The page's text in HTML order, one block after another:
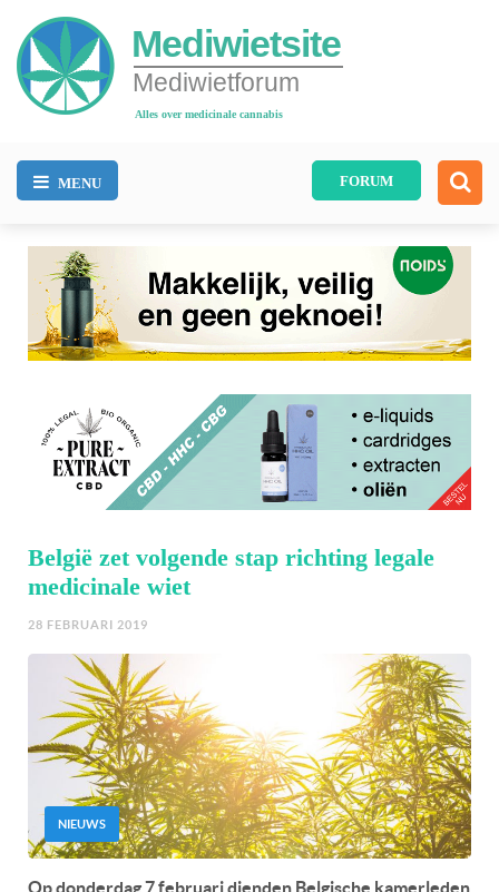
Mediwietsite
Mediwietforum
Alles over medicinale cannabis
MENU FORUM
België zet volgende stap richting legale
medicinale wiet
28 FEBRUARI 2019
NIEUWS
Op donderdag 7 februari dienden Belgische kamerleden